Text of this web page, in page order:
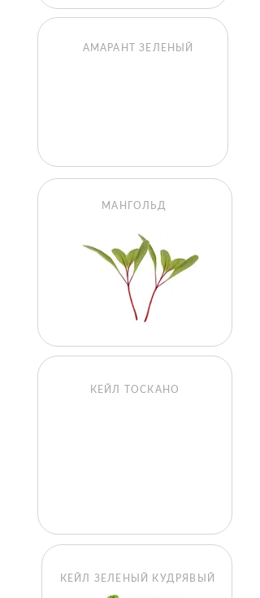
АМАРАНТ ЗЕЛЕНЫЙ
МАНГОЛЬД
КЕЙЛ ТОСКАНО
КЕЙЛ ЗЕЛЕНЫЙ КУДРЯВЫЙ